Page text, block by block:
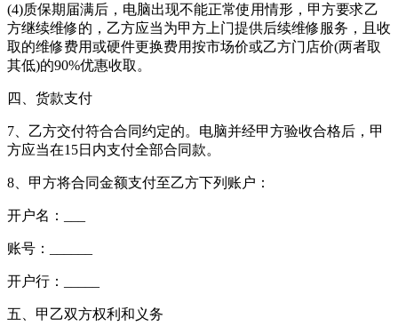
(4)质保期届满后，电脑出现不能正常使用情形，甲方要求乙
方继续维修的，乙方应当为甲方上门提供后续维修服务，且收
取的维修费用或硬件更换费用按市场价或乙方门店价(两者取
其低)的90%优惠收取。
四、货款支付
7、乙方交付符合合同约定的。电脑并经甲方验收合格后，甲
方应当在15日内支付全部合同款。
8、甲方将合同金额支付至乙方下列账户：
开户名：___
账号：______
开户行：_____
五、甲乙双方权利和义务